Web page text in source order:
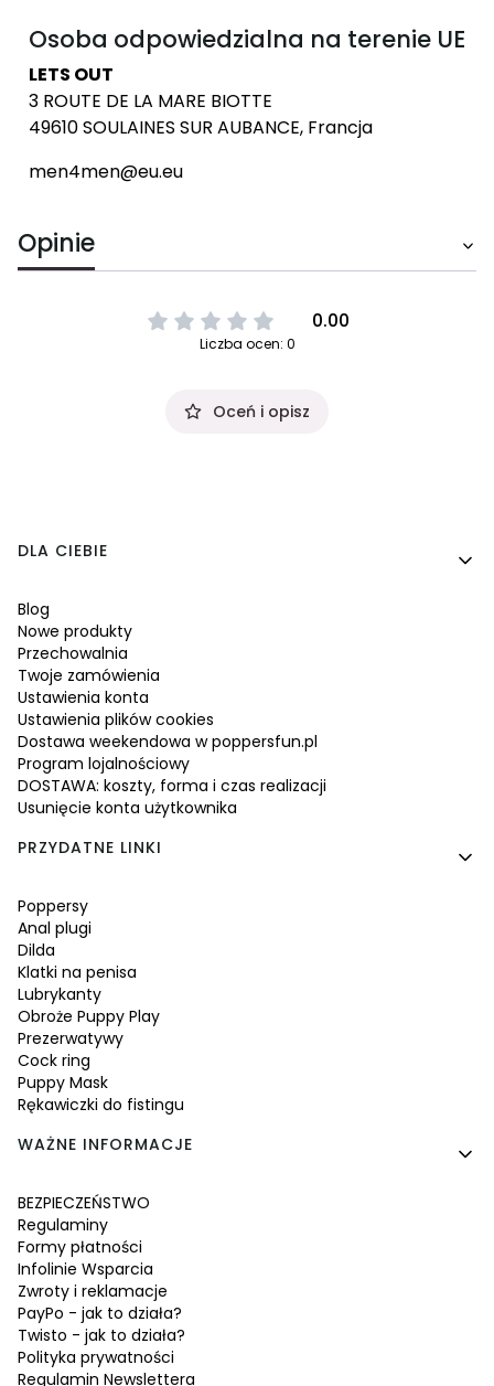
Osoba odpowiedzialna na terenie UE
LETS OUT
3 ROUTE DE LA MARE BIOTTE
49610 SOULAINES SUR AUBANCE, Francja
men4men@eu.eu
Opinie
0.00
Liczba ocen: 0
Oceń i opisz
Linki w stopce
DLA CIEBIE
Blog
Nowe produkty
Przechowalnia
Twoje zamówienia
Ustawienia konta
Ustawienia plików cookies
Dostawa weekendowa w poppersfun.pl
Program lojalnościowy
DOSTAWA: koszty, forma i czas realizacji
Usunięcie konta użytkownika
PRZYDATNE LINKI
Poppersy
Anal plugi
Dilda
Klatki na penisa
Lubrykanty
Obroże Puppy Play
Prezerwatywy
Cock ring
Puppy Mask
Rękawiczki do fistingu
WAŻNE INFORMACJE
BEZPIECZEŃSTWO
Regulaminy
Formy płatności
Infolinie Wsparcia
Zwroty i reklamacje
PayPo - jak to działa?
Twisto - jak to działa?
Polityka prywatności
Regulamin Newslettera